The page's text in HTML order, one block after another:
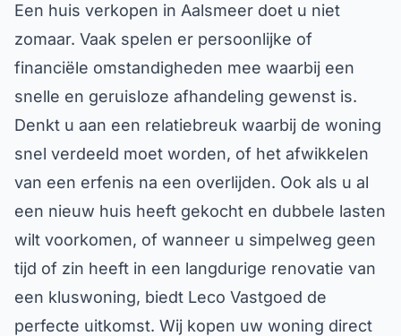
Een huis verkopen in Aalsmeer doet u niet
zomaar. Vaak spelen er persoonlijke of
financiële omstandigheden mee waarbij een
snelle en geruisloze afhandeling gewenst is.
Denkt u aan een relatiebreuk waarbij de woning
snel verdeeld moet worden, of het afwikkelen
van een erfenis na een overlijden. Ook als u al
een nieuw huis heeft gekocht en dubbele lasten
wilt voorkomen, of wanneer u simpelweg geen
tijd of zin heeft in een langdurige renovatie van
een kluswoning, biedt Leco Vastgoed de
perfecte uitkomst. Wij kopen uw woning direct